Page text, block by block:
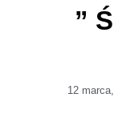
”
12